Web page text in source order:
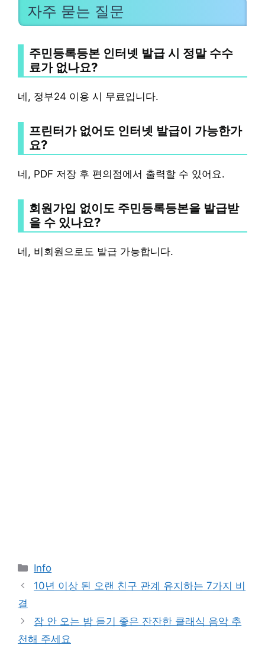
자주 묻는 질문
주민등록등본 인터넷 발급 시 정말 수수
료가 없나요?
네, 정부24 이용 시 무료입니다.
프린터가 없어도 인터넷 발급이 가능한가
요?
네, PDF 저장 후 편의점에서 출력할 수 있어요.
회원가입 없이도 주민등록등본을 발급받
을 수 있나요?
네, 비회원으로도 발급 가능합니다.
Categories
Info
10년 이상 된 오랜 친구 관계 유지하는 7가지 비
결
잠 안 오는 밤 듣기 좋은 잔잔한 클래식 음악 추
천해 주세요